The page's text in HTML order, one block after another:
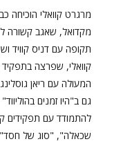
מרגרט קוואלי הוכיחה
מקדואל, שאגב קשורה
תקופה עם דניס קוויד
קוואלי, שפרצה
המעולה עם ריאן
גם ב"היו זמנים
להתמודד עם תפקידים
שכאלה", "סוג של